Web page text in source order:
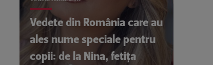
Vedete din România care au
ales nume speciale pentru
copii: de la Nina, fetița